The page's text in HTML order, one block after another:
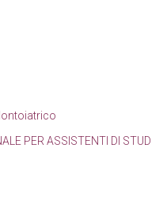
PER ASSISTENTI DI STUD